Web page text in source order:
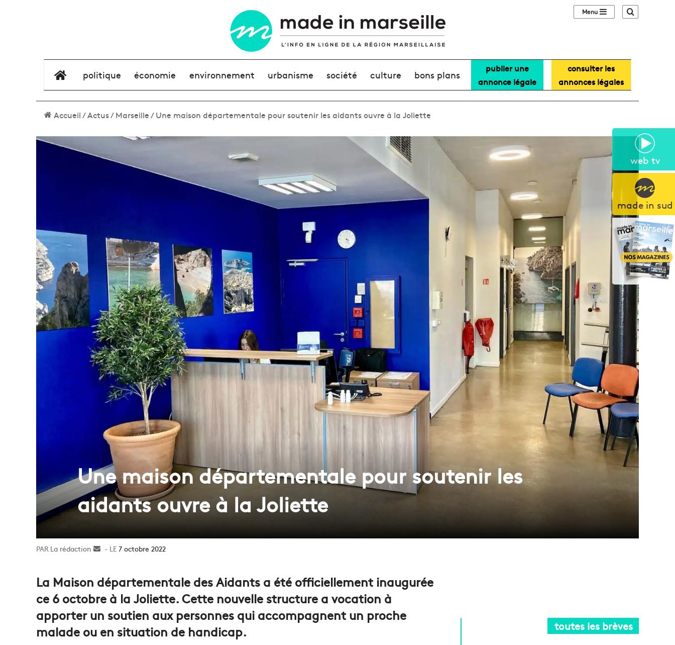
web tv
made in sud
Sidebar (barre
élément de menu
politique économie environnement urbanisme société culture bons plans
publier une
annonce légale
consulter les
annonces légales
Accueil/Actus/Marseille/Une maison départementale pour soutenir les aidants ouvre à la Joliette
Une maison départementale pour soutenir les
aidants ouvre à la Joliette
La rédaction
Envoyer7 octobre 2022
La Maison départementale des Aidants a été officiellement inaugurée
ce 6 octobre à la Joliette. Cette nouvelle structure a vocation à
apporter un soutien aux personnes qui accompagnent un proche
malade ou en situation de handicap.
toutes les brèves